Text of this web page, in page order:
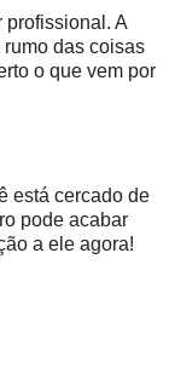
profissional. A
das coisas
o que vem por
está cercado de
pode acabar
a ele agora!